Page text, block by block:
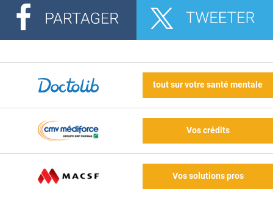
tout sur votre santé mentale
Vos crédits
Vos solutions pros